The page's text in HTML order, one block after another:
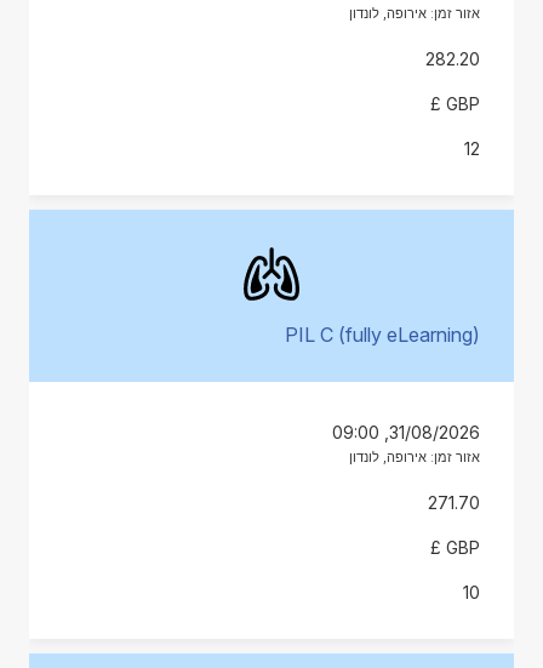
אזור זמן: אירופה, לונדון
282.20
GBP £
PIL C (fully eLearning)
31/08/2026, 09:00
אזור זמן: אירופה, לונדון
271.70
GBP £